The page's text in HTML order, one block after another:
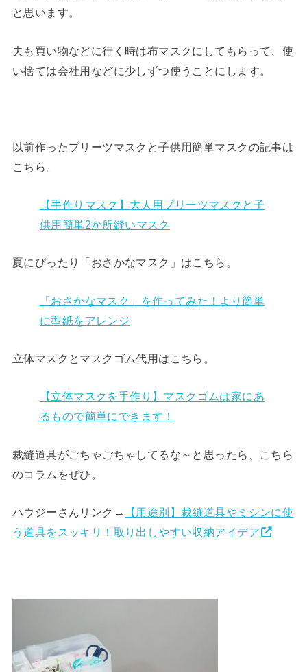
と思います。
夫も買い物などに行く時は布マスクにしてもらって、使
い捨ては会社用などに少しずつ使うことにします。
以前作ったプリーツマスクと子供用簡単マスクの記事は
こちら。
【手作りマスク】大人用プリーツマスクと子
供用簡単2か所縫いマスク
夏にぴったり「おさかなマスク」はこちら。
「おさかなマスク」を作ってみた！より簡単
に型紙をアレンジ
立体マスクとマスクゴム代用はこちら。
【立体マスクを手作り】マスクゴムは家にあ
るもので簡単にできます！
裁縫道具がごちゃごちゃしてるな～と思ったら、こちら
のコラムをぜひ。
ハウジーさんリンク→
【用途別】裁縫道具やミシンに使
う道具をスッキリ！取り出しやすい収納アイデア